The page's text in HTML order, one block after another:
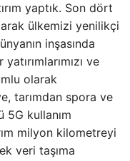
yaptık. Son dört
ülkemizi yenilikçi
inşasında
ve
olarak
tarımdan spora ve
5G kullanım
milyon kilometreyi
veri taşıma